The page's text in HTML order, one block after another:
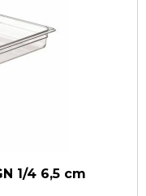
1/4 6,5 cm